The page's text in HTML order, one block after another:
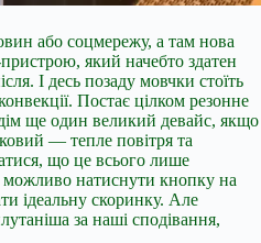
або соцмережу, а там нова
який начебто здатен
І десь позаду мовчки стоїть
Постає цілком резонне
ще один великий девайс, якщо
— тепле повітря та
що це всього лише
можливо натиснути кнопку на
ідеальну скоринку. Але
за наші сподівання,